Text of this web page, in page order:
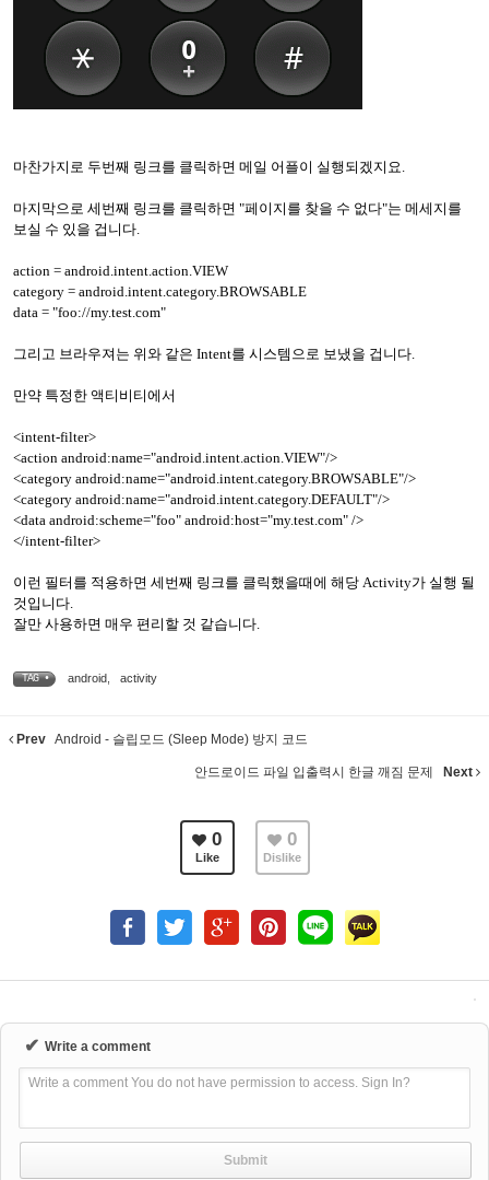
마찬가지로 두번째 링크를 클릭하면 메일 어플이 실행되겠지요.
마지막으로 세번째 링크를 클릭하면 "페이지를 찾을 수 없다"는 메세지를
보실 수 있을 겁니다.
action = android.intent.action.VIEW
category = android.intent.category.BROWSABLE
data = "foo://my.test.com"
그리고 브라우져는 위와 같은 Intent를 시스템으로 보냈을 겁니다.
만약 특정한 액티비티에서
<intent-filter>
<action android:name="android.intent.action.VIEW"/>
<category android:name="android.intent.category.BROWSABLE"/>
<category android:name="android.intent.category.DEFAULT"/>
<data android:scheme="foo" android:host="my.test.com" />
</intent-filter>
이런 필터를 적용하면 세번째 링크를 클릭했을때에 해당 Activity가 실행 될
것입니다.
잘만 사용하면 매우 편리할 것 같습니다.
TAG • android activity
Prev Android - 슬립모드 (Sleep Mode) 방지 코드
안드로이드 파일 입출력시 한글 깨짐 문제 Next
0
Like
0
Dislike
✔ Write a comment
Write a comment You do not have permission to access. Sign In?